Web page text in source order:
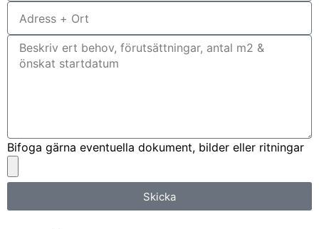
Bifoga gärna eventuella dokument, bilder eller ritningar
Skicka